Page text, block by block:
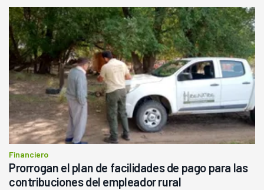
Financiero
Prorrogan el plan de facilidades de pago para las
contribuciones del empleador rural